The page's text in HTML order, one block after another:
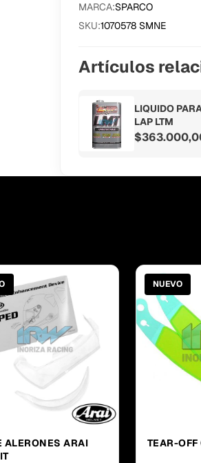
MARCA:SPARCO
SKU:1070578 SMNE
Artículos
LIQUIDO
LAP LTM
ALERONES ARAI
NUEVO
TEAR-OFF